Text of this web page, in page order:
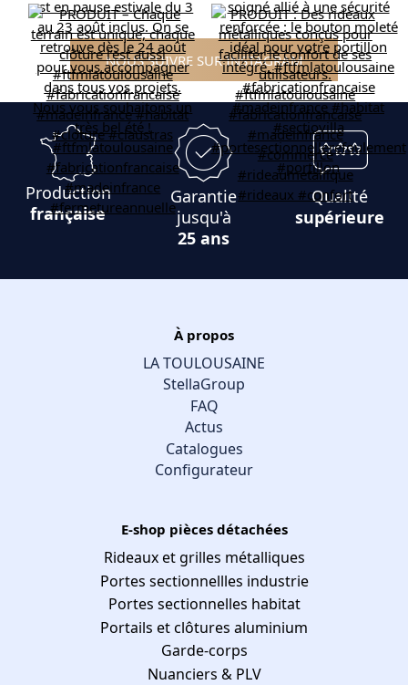
NOUS SUIVRE SUR INSTAGRAM
Production
française
Garantie
jusqu'à
25 ans
Qualité
supérieure
À propos
LA TOULOUSAINE
StellaGroup
FAQ
Actus
Catalogues
Configurateur
E-shop pièces détachées
Rideaux et grilles métalliques
Portes sectionnellles industrie
Portes sectionnelles habitat
Portails et clôtures aluminium
Garde-corps
Nuanciers & PLV